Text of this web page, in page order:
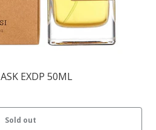
EXDP 50ML
Sold out